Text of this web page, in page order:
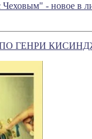
- новое в
ГЕНРИ